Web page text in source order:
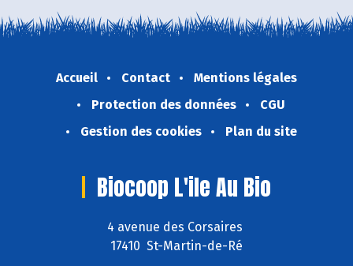
Accueil Contact
Mentions légales
Protection des données
CGU
Gestion des cookies
Plan du site
Biocoop L'ile Au Bio
4 avenue des Corsaires
17410 St-Martin-de-Ré